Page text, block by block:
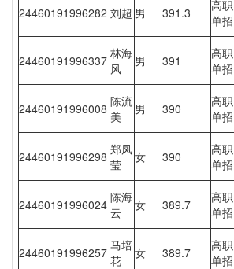
24460191996282 刘超 男 391.3
高职
单招
24460191996337 林海
风
男 391
高职
单招
24460191996008 陈流
美
男 390
高职
单招
24460191996298 郑凤
莹
女 390
高职
单招
24460191996024 陈海
云
女 389.7
高职
单招
24460191996257 马培
花
女 389.7
高职
单招